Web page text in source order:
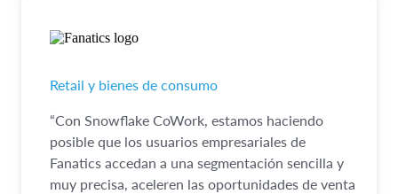
Retail y bienes de consumo
“Con Snowflake CoWork, estamos haciendo
posible que los usuarios empresariales de
Fanatics accedan a una segmentación sencilla y
muy precisa, aceleren las oportunidades de venta